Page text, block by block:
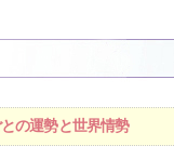
の運勢と世界情勢